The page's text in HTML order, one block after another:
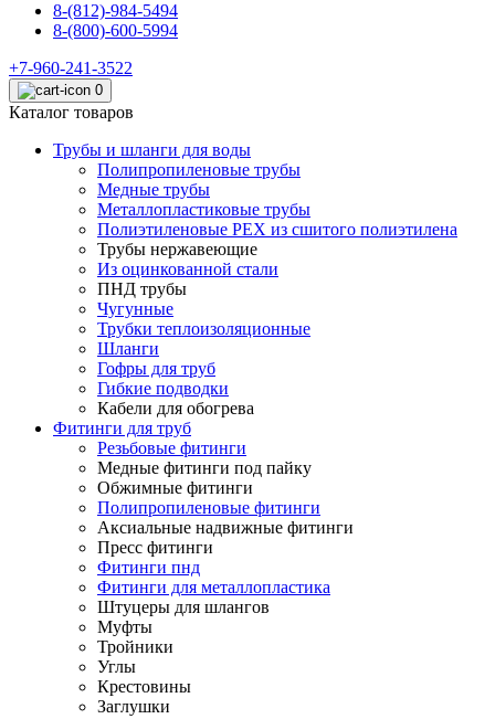
8-(812)-984-5494
8-(800)-600-5994
+7-960-241-3522
0
Каталог товаров
Трубы и шланги для воды
Полипропиленовые трубы
Медные трубы
Металлопластиковые трубы
Полиэтиленовые PEX из сшитого полиэтилена
Трубы нержавеющие
Из оцинкованной стали
ПНД трубы
Чугунные
Трубки теплоизоляционные
Шланги
Гофры для труб
Гибкие подводки
Кабели для обогрева
Фитинги для труб
Резьбовые фитинги
Медные фитинги под пайку
Обжимные фитинги
Полипропиленовые фитинги
Аксиальные надвижные фитинги
Пресс фитинги
Фитинги пнд
Фитинги для металлопластика
Штуцеры для шлангов
Муфты
Тройники
Углы
Крестовины
Заглушки